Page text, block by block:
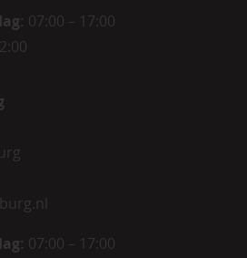
07:00 – 17:00
07:00 – 17:00